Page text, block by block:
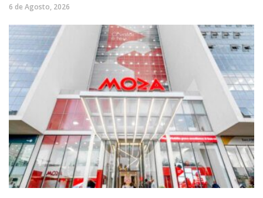
6 de Agosto, 2026